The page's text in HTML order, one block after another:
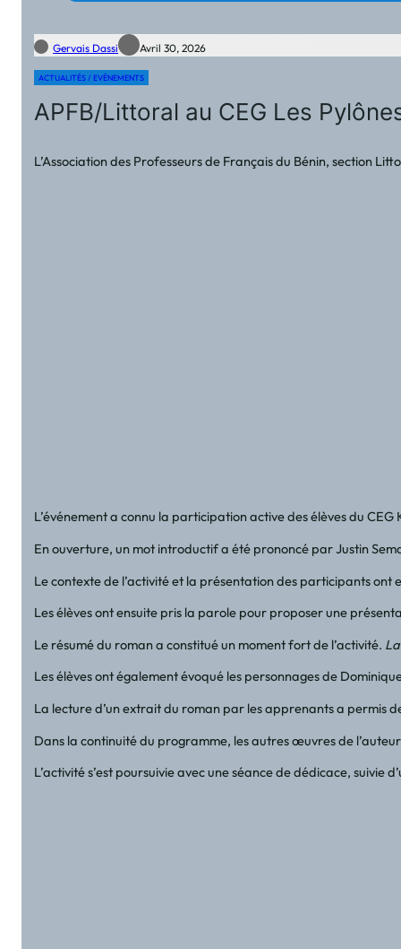
Gervais Dassi Avril 30, 2026
ACTUALITÉS / EVÉNEMENTS
APFB/Littoral au CEG Les
L’Association des Professeurs de Français du Bénin, section
L’événement a connu la participation active des élèves du
En ouverture, un mot introductif a été prononcé par Justin
Le contexte de l’activité et la présentation des participants ont
Les élèves ont ensuite pris la parole pour proposer une
Le résumé du roman a constitué un moment fort de l’activité.
Les élèves ont également évoqué les personnages de
La lecture d’un extrait du roman par les apprenants a permis
Dans la continuité du programme, les autres œuvres de
L’activité s’est poursuivie avec une séance de dédicace,